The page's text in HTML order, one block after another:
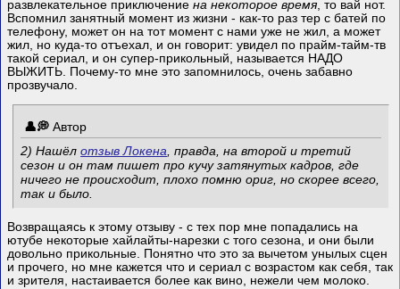
развлекательное приключениена некоторое время, то вай нот.
Вспомнил занятный момент из жизни - как-то раз тер с батей по
телефону, может он на тот момент с нами уже не жил, а может
жил, но куда-то отъехал, и он говорит: увидел по прайм-тайм-тв
такой сериал, и он супер-прикольный, называется НАДО
ВЫЖИТЬ. Почему-то мне это запомнилось, очень забавно
прозвучало.
Автор
2) Нашёлотзыв Локена , правда, на второй и третий
сезон и он там пишет про кучу затянутых кадров, где
ничего не происходит, плохо помню ориг, но скорее всего,
так и было.
Возвращаясь к этому отзыву - с тех пор мне попадались на
ютубе некоторые хайлайты-нарезки с того сезона, и они были
довольно прикольные. Понятно что это за вычетом унылых сцен
и прочего, но мне кажется что и сериал с возрастом как себя, так
и зрителя, настаивается более как вино, нежели чем молоко.